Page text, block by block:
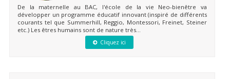
De la maternelle au BAC, l'école de la vie Neo-bienêtre va
développer un programme éducatif innovant (inspiré de différents
courants tel que Summerhill, Reggio, Montessori, Freinet, Steiner
etc.) Les êtres humains sont de nature très...
Cliquez ici